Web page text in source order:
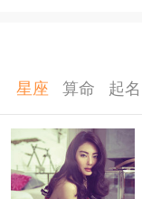
星座 算命 起名